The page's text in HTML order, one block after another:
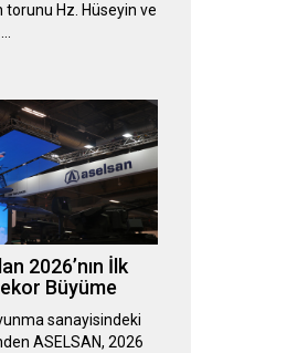
Hz. Hüseyin ve
2026’nın İlk
Büyüme
sanayisindeki
ASELSAN, 2026